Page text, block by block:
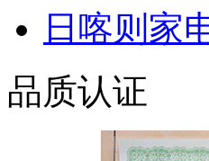
日喀则家
品质认证